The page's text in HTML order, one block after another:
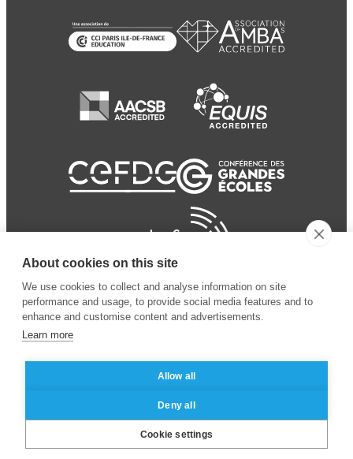
Business School
Mentions légales
des données personnelles
About cookies on this site
We use cookies to collect and analyse information on site
performance and usage, to provide social media features and to
enhance and customise content and advertisements.
Learn more
Allow all
Deny all
Cookie settings